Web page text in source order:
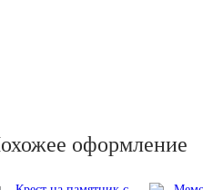
оформление